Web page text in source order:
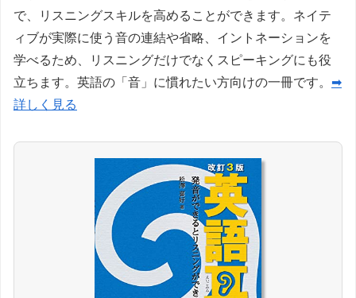
で、リスニングスキルを高めることができます。ネイテ
ィブが実際に使う音の連結や省略、イントネーションを
学べるため、リスニングだけでなくスピーキングにも役
立ちます。英語の「音」に慣れたい方向けの一冊です。 ➡
詳しく見る